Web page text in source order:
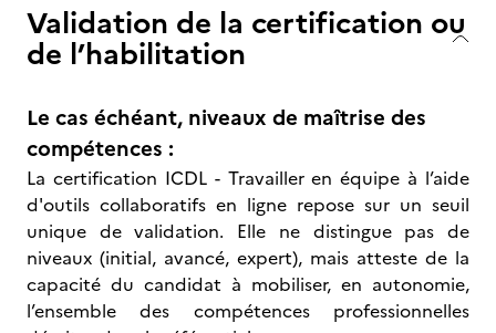
Validation de la certification ou
de l’habilitation
Le cas échéant, niveaux de maîtrise des
compétences :
La certification ICDL - Travailler en équipe à l’aide
d'outils collaboratifs en ligne repose sur un seuil
unique de validation. Elle ne distingue pas de
niveaux (initial, avancé, expert), mais atteste de la
capacité du candidat à mobiliser, en autonomie,
l’ensemble des compétences professionnelles